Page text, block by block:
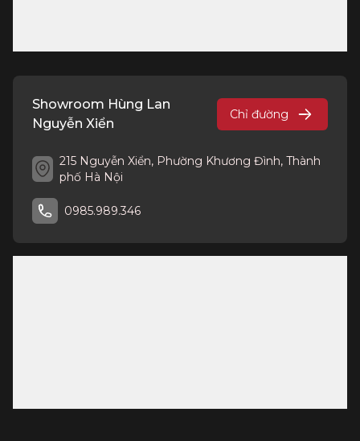
Showroom Hùng Lan
Nguyễn Xiển
Chỉ đường
215 Nguyễn Xiển, Phường Khương Đình, Thành
phố Hà Nội
0985.989.346